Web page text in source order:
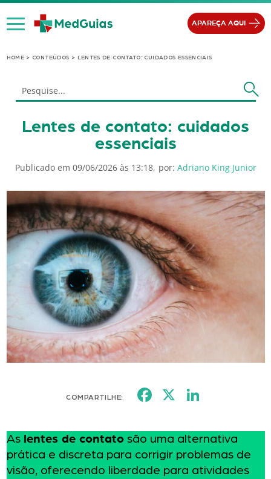
Ir para o conteúdo
APAREÇA AQUI
HOME> CONTEÚDOS > LENTES DE CONTATO: CUIDADOS ESSENCIAIS
Lentes de contato: cuidados
essenciais
Publicado em 09/06/2026 às 13:18, por: Adriano King Junior
COMPARTILHE: Facebook
X
As lentes de contatosão uma alternativa
prática e discreta para corrigir problemas de
visão, oferecendo liberdade para atividades